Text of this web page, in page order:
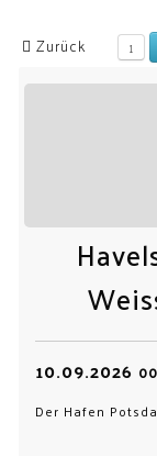
Zurück 1
10.09.2026
Der Hafen